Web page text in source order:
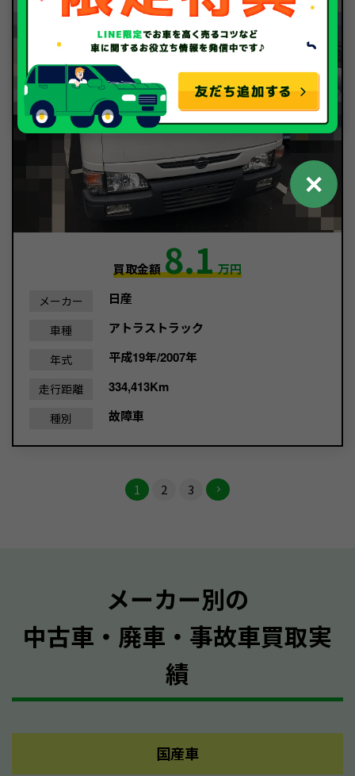
買取金額8.1万円
メーカー 日産
車種 アトラストラック
年式 平成19年/2007年
走行距離 334,413Km
種別 故障車
1 2 3
メーカー別の
中古車・廃車・事故車買取実
績
国産車
✕